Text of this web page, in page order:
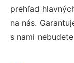
prehľad
na nás.
s nami